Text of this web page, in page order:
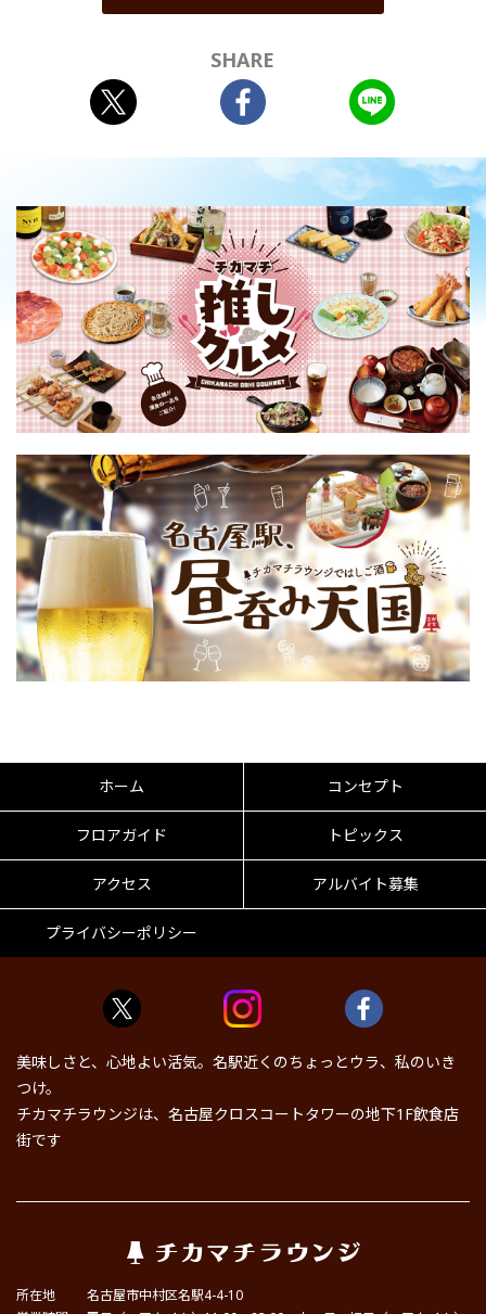
SHARE
ホーム コンセプト
フロアガイド トピックス
アクセス アルバイト募集
プライバシーポリシー
美味しさと、心地よい活気。名駅近くのちょっとウラ、私のいき
つけ。
チカマチラウンジは、名古屋クロスコートタワーの地下1F飲食店
街です
所在地
名古屋市中村区名駅4-4-10